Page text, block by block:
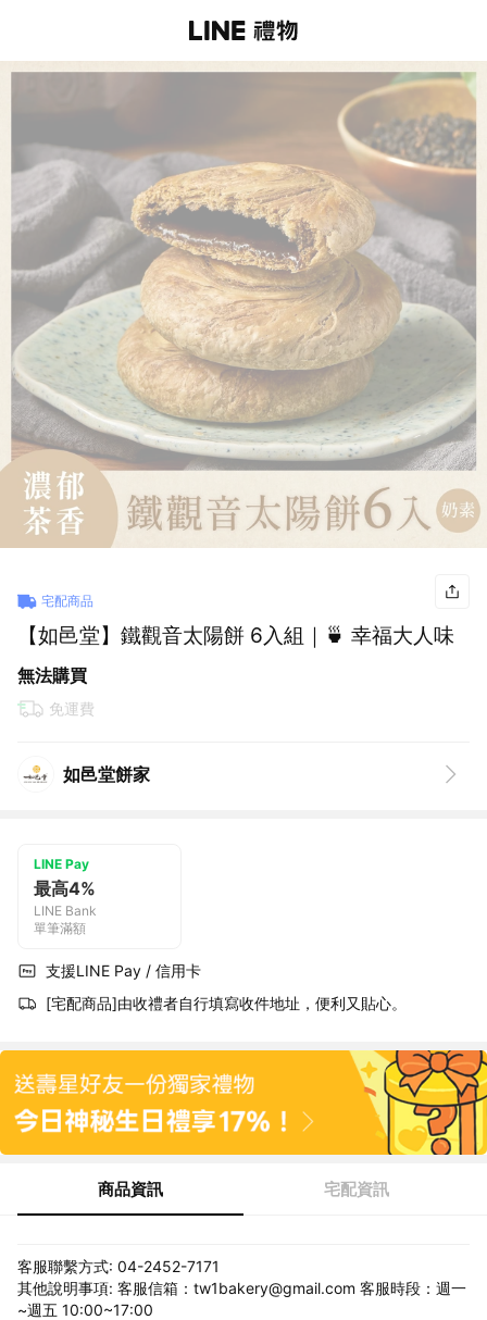
宅配商品
【如邑堂】鐵觀音太陽餅 6入組｜🍵 幸福大人味
無法購買
免運費
如邑堂餅家
LINE Pay
最高4%
LINE Bank
單筆滿額
支援LINE Pay / 信用卡
[宅配商品]由收禮者自行填寫收件地址，便利又貼心。
商品資訊 宅配資訊
客服聯繫方式: 04-2452-7171
其他說明事項: 客服信箱：tw1bakery@gmail.com 客服時段：週一
~週五 10:00~17:00